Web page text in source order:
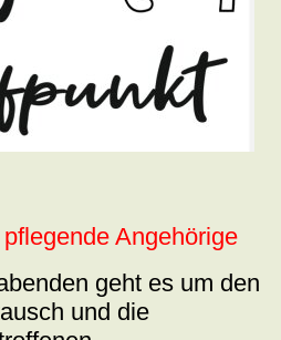
Angehörige
geht es um den
und die